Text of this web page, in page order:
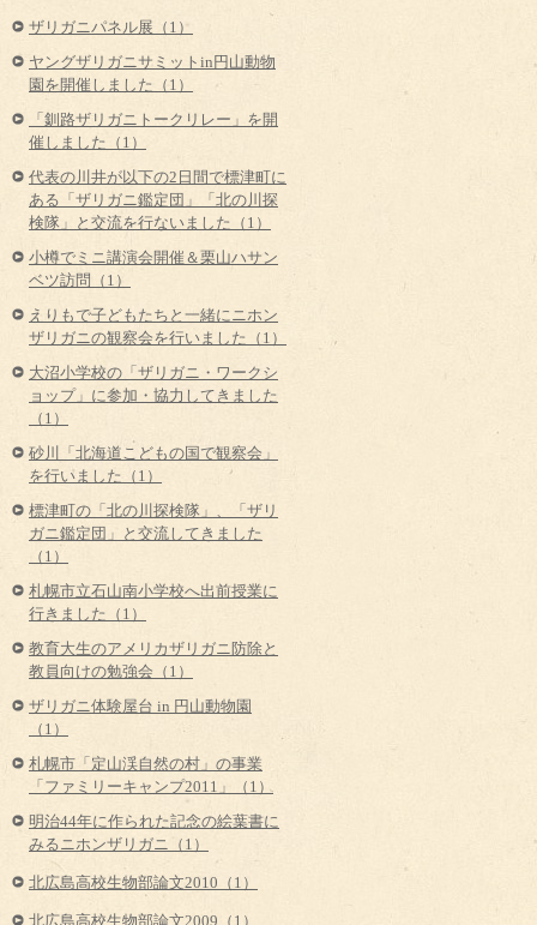
ザリガニパネル展（1）
ヤングザリガニサミットin円山動物
園を開催しました（1）
「釧路ザリガニトークリレー」を開
催しました（1）
代表の川井が以下の2日間で標津町に
ある「ザリガニ鑑定団」「北の川探
検隊」と交流を行ないました（1）
小樽でミニ講演会開催＆栗山ハサン
ベツ訪問（1）
えりもで子どもたちと一緒にニホン
ザリガニの観察会を行いました（1）
大沼小学校の「ザリガニ・ワークシ
ョップ」に参加・協力してきました
（1）
砂川「北海道こどもの国で観察会」
を行いました（1）
標津町の「北の川探検隊」、「ザリ
ガニ鑑定団」と交流してきました
（1）
札幌市立石山南小学校へ出前授業に
行きました（1）
教育大生のアメリカザリガニ防除と
教員向けの勉強会（1）
ザリガニ体験屋台 in 円山動物園
（1）
札幌市「定山渓自然の村」の事業
「ファミリーキャンプ2011」（1）
明治44年に作られた記念の絵葉書に
みるニホンザリガニ（1）
北広島高校生物部論文2010（1）